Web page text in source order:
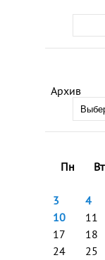
Архив
Пн
Вт
3
4
10
11
17
18
24
25